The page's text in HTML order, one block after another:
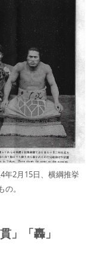
年2月15日、横綱推挙
。
」「轟」